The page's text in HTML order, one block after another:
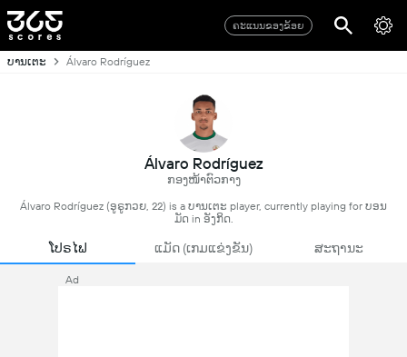
ຄະແນນຂອງຂ້ອຍ
ບານເຕະ Álvaro Rodríguez
Álvaro Rodríguez
ກອງໜ້າຕົວກາງ
Álvaro Rodríguez (ອູຣູກວຍ, 22) is a ບານເຕະ player, currently playing for ບອນ
ມັດ in ອັງກິດ.
ໂປຣໄຟ ແມັດ (ເກມແຂ່ງຂັນ) ສະຖານະ
Ad